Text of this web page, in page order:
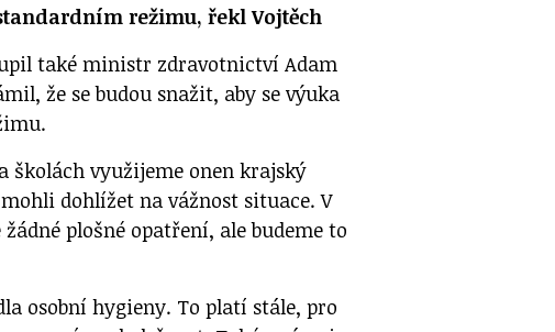
režimu, řekl Vojtěch
také ministr zdravotnictví Adam
že se budou snažit, aby se výuka
školách využijeme onen krajský
dohlížet na vážnost situace. V
plošné opatření, ale budeme to
osobní hygieny. To platí stále, pro